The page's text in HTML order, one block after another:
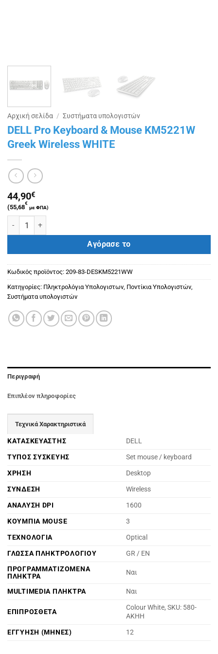
Αρχική σελίδα / Συστήματα υπολογιστών
DELL Pro Keyboard & Mouse KM5221W
Greek Wireless WHITE
44,90€
(55,68
€
με ΦΠΑ)
DELL Pro Keyboard & Mouse KM5221W Greek Wireless WHITE
Αγόρασε το
Κωδικός προϊόντος: 209-83-DESKM5221WW
Κατηγορίες: Πληκτρολόγια Υπολογιστων, Ποντίκια Υπολογιστών,
Συστήματα υπολογιστών
Περιγραφή
Επιπλέον πληροφορίες
Τεχνικά Χαρακτηριστικά
ΚΑΤΑΣΚΕΥΑΣΤΗΣ
DELL
ΤΥΠΟΣ ΣΥΣΚΕΥΗΣ
Set mouse / keyboard
ΧΡΗΣΗ
Desktop
ΣΥΝΔΕΣΗ
Wireless
ΑΝΑΛΥΣΗ DPI
1600
ΚΟΥΜΠΙΑ MOUSE
3
ΤΕΧΝΟΛΟΓΙΑ
Optical
ΓΛΩΣΣΑ ΠΛΗΚΤΡΟΛΟΓΙΟΥ
GR / EN
ΠΡΟΓΡΑΜΜΑΤΙΖΟΜΕΝΑ
ΠΛΗΚΤΡΑ
Ναι
MULTIMEDIA ΠΛΗΚΤΡΑ Ναι
ΕΠΙΠΡΟΣΘΕΤΑ
Colour White, SKU: 580-
AKHH
ΕΓΓΥΗΣΗ (ΜΗΝΕΣ)
12